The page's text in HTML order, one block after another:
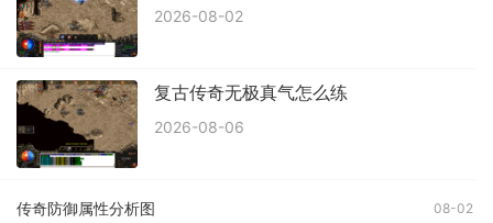
2026-08-02
复古传奇无极真气怎么练
2026-08-06
传奇防御属性分析图 08-02